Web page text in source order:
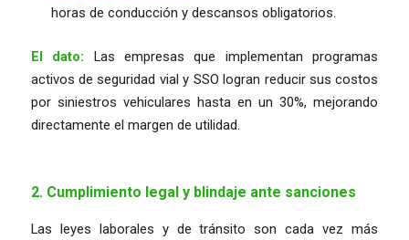
horas de conducción y descansos obligatorios.
El dato: Las empresas que implementan programas
activos de seguridad vial y SSO logran reducir sus costos
por siniestros vehiculares hasta en un 30%, mejorando
directamente el margen de utilidad.
2. Cumplimiento legal y blindaje ante sanciones
Las leyes laborales y de tránsito son cada vez más